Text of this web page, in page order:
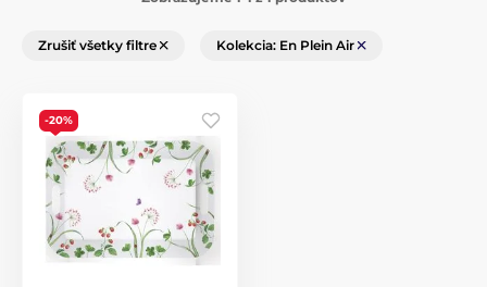
Zrušiť všetky filtre Kolekcia: En Plein Air
-20%